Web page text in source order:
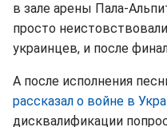
в зале арены Пала-
просто
украинцев, и после
А после исполнения
рассказал о войне в
дисквалификации